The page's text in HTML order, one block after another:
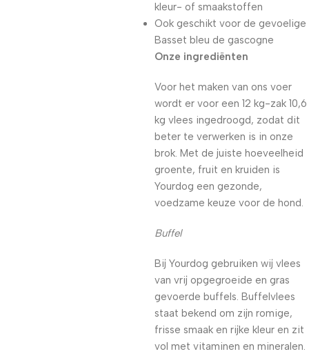
kleur- of smaakstoffen
Ook geschikt voor de gevoelige
Basset bleu de gascogne
Onze ingrediënten
Voor het maken van ons voer
wordt er voor een 12 kg-zak 10,6
kg vlees ingedroogd, zodat dit
beter te verwerken is in onze
brok. Met de juiste hoeveelheid
groente, fruit en kruiden is
Yourdog een gezonde,
voedzame keuze voor de hond.
Buffel
Bij Yourdog gebruiken wij vlees
van vrij opgegroeide en gras
gevoerde buffels. Buffelvlees
staat bekend om zijn romige,
frisse smaak en rijke kleur en zit
vol met vitaminen en mineralen.